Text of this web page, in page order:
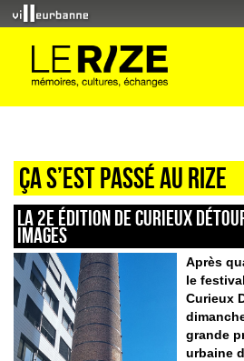
Ça s’est passé au Rize
La 2e édition de Curieux
images
Après
le
Curieux
grande
urbaine